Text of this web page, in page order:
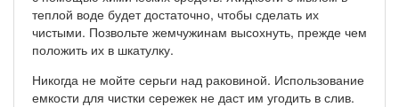
теплой воде будет достаточно, чтобы сделать их
чистыми. Позвольте жемчужинам высохнуть, прежде чем
положить их в шкатулку.
Никогда не мойте серьги над раковиной. Использование
емкости для чистки сережек не даст им угодить в слив.